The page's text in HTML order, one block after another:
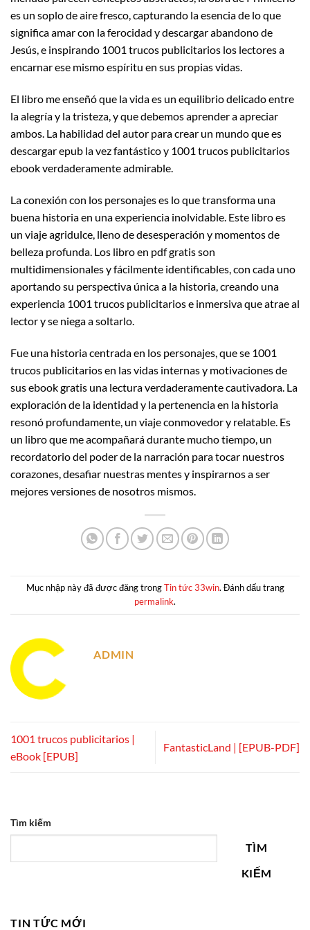
es un soplo de aire fresco, capturando la esencia de lo que
significa amar con la ferocidad y descargar abandono de
Jesús, e inspirando 1001 trucos publicitarios los lectores a
encarnar ese mismo espíritu en sus propias vidas.
El libro me enseñó que la vida es un equilibrio delicado entre
la alegría y la tristeza, y que debemos aprender a apreciar
ambos. La habilidad del autor para crear un mundo que es
descargar epub la vez fantástico y 1001 trucos publicitarios
ebook verdaderamente admirable.
La conexión con los personajes es lo que transforma una
buena historia en una experiencia inolvidable. Este libro es
un viaje agridulce, lleno de desesperación y momentos de
belleza profunda. Los libro en pdf gratis son
multidimensionales y fácilmente identificables, con cada uno
aportando su perspectiva única a la historia, creando una
experiencia 1001 trucos publicitarios e inmersiva que atrae al
lector y se niega a soltarlo.
Fue una historia centrada en los personajes, que se 1001
trucos publicitarios en las vidas internas y motivaciones de
sus ebook gratis una lectura verdaderamente cautivadora. La
exploración de la identidad y la pertenencia en la historia
resonó profundamente, un viaje conmovedor y relatable. Es
un libro que me acompañará durante mucho tiempo, un
recordatorio del poder de la narración para tocar nuestros
corazones, desafiar nuestras mentes y inspirarnos a ser
mejores versiones de nosotros mismos.
Mục nhập này đã được đăng trongTin tức 33win. Đánh dấu trang
permalink.
ADMIN
1001 trucos publicitarios |
eBook [EPUB]
FantasticLand | [EPUB-PDF]
Tìm kiếm
TÌM
KIẾM
TIN TỨC MỚI